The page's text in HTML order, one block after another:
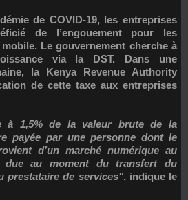
de COVID-19, les entreprises
de l’engouement pour les
Le gouvernement cherche à
via la DST. Dans une
la Kenya Revenue Authority
de cette taxe aux entreprises
à 1,5% de la valeur brute de la
payée par une personne dont le
d’un marché numérique au
due au moment du transfert du
prestataire de services", indique le